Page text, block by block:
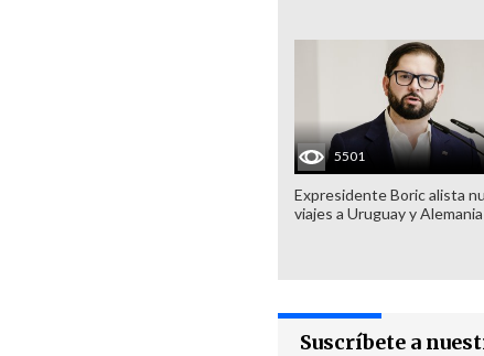
5501
Expresidente Boric alista
viajes a Uruguay y Alemania
Suscríbete a